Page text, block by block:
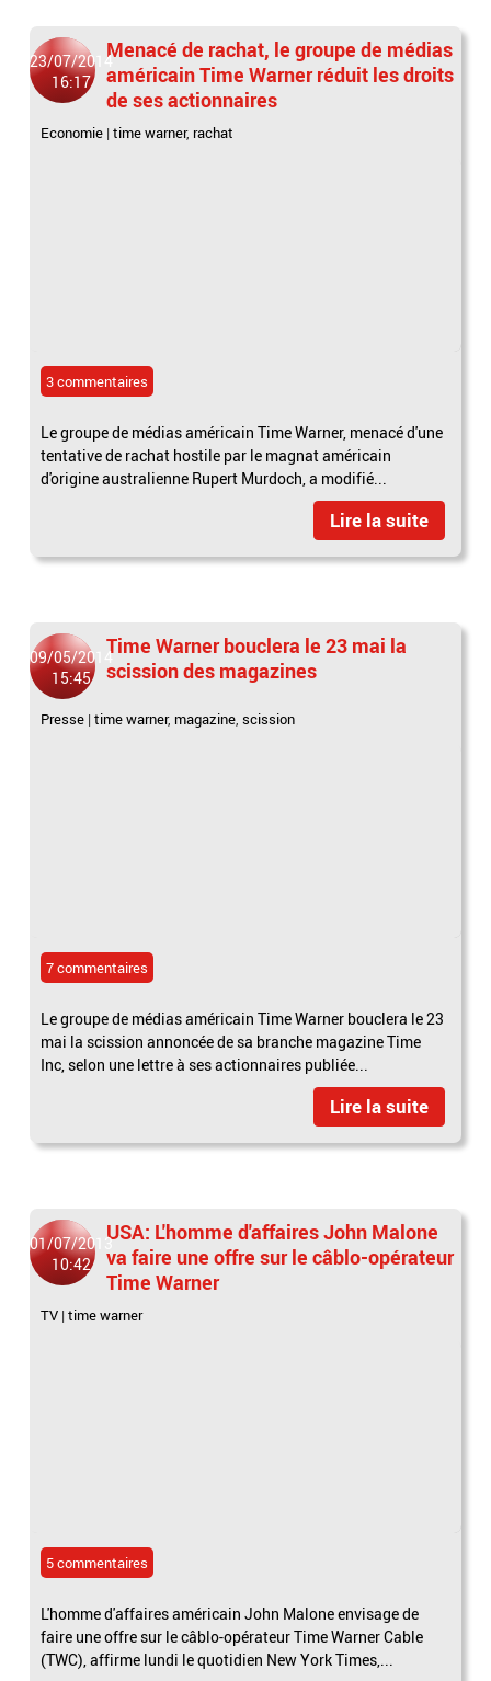
23/07/2014
16:17
Menacé de rachat, le groupe de médias
américain Time Warner réduit les droits
de ses actionnaires
Economie |time warner, rachat
3 commentaires
Le groupe de médias américain Time Warner, menacé d'une
tentative de rachat hostile par le magnat américain
d'origine australienne Rupert Murdoch, a modifié...
Lire la suite
09/05/2014
15:45
Time Warner bouclera le 23 mai la
scission des magazines
Presse |time warner, magazine,scission
7 commentaires
Le groupe de médias américain Time Warner bouclera le 23
mai la scission annoncée de sa branche magazine Time
Inc, selon une lettre à ses actionnaires publiée...
Lire la suite
01/07/2013
10:42
USA: L'homme d'affaires John Malone
va faire une offre sur le câblo-opérateur
Time Warner
TV |time warner
5 commentaires
L'homme d'affaires américain John Malone envisage de
faire une offre sur le câblo-opérateur Time Warner Cable
(TWC), affirme lundi le quotidien New York Times,...